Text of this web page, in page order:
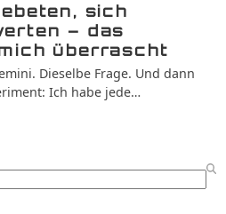
sich
– das
überrascht
Dieselbe Frage. Und dann
Ich habe jede…